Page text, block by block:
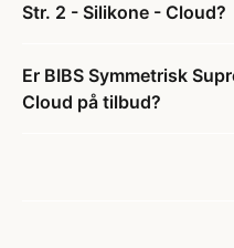
Str. 2 - Silikone - Cloud?
Er BIBS Symmetrisk
Cloud på tilbud?